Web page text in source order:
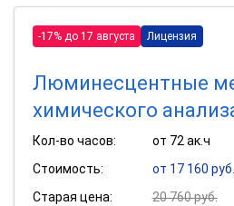
-17% до 17 августа Лицензия
Люминесцентные
химического
Кол-во часов:
от 72 ак.ч
Стоимость:
от 17 160 руб.
Старая цена:
20 760 руб.